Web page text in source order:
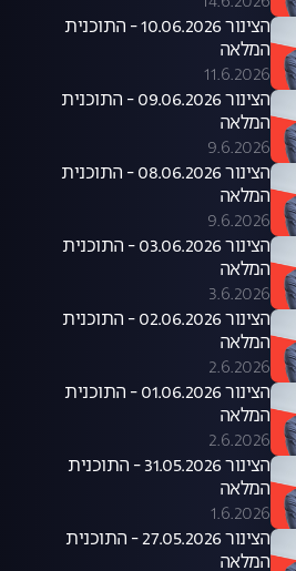
הצינור 10.06.2026 - התוכנית
המלאה
11.6.2026
הצינור 09.06.2026 - התוכנית
המלאה
9.6.2026
הצינור 08.06.2026 - התוכנית
המלאה
9.6.2026
הצינור 03.06.2026 - התוכנית
המלאה
3.6.2026
הצינור 02.06.2026 - התוכנית
המלאה
2.6.2026
הצינור 01.06.2026 - התוכנית
המלאה
2.6.2026
הצינור 31.05.2026 - התוכנית
המלאה
1.6.2026
הצינור 27.05.2026 - התוכנית
המלאה